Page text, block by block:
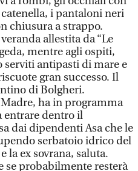
i pantaloni neri
chiusura a strappo.
allestita da “Le
mentre agli ospiti,
serviti antipasti di mare e
gran successo. Il
di Bolgheri.
Madre, ha in programma
entrare dentro il
dai dipendenti Asa che le
serbatoio idrico del
la ex sovrana, saluta.
se probabilmente resterà